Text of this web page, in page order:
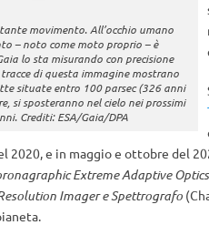
movimento. All’occhio umano
– noto come moto proprio – è
lo sta misurando con precisione
tracce di questa immagine mostrano
situate entro 100 parsec (326 anni
si sposteranno nel cielo nei prossimi
Crediti: ESA/Gaia/DPA
2020, e in maggio e ottobre del
Extreme Adaptive Optics
Imager e Spettrografo